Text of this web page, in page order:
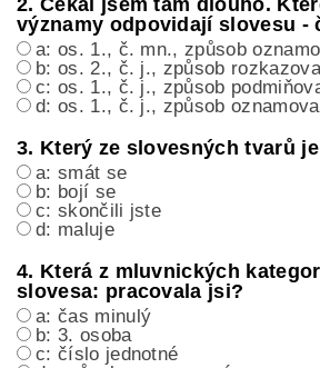
významy odpovidají slovesu -
a: os. 1., č. mn., způsob
b: os. 2., č. j., způsob
c: os. 1., č. j., způsob
d: os. 1., č. j., způsob
3. Který ze slovesných tvarů
a: smát se
b: bojí se
c: skončili jste
d: maluje
4. Která z mluvnických
slovesa: pracovala jsi?
a: čas minulý
b: 3. osoba
c: číslo jednotné